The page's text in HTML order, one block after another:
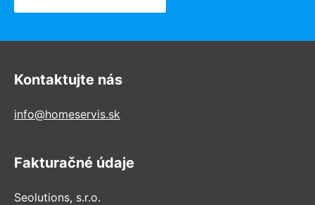
Kontaktujte nás
info@homeservis.sk
Fakturačné údaje
Seolutions, s.r.o.